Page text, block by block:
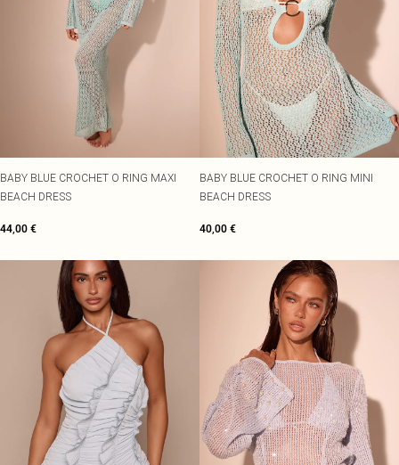
BABY BLUE CROCHET O RING MAXI
BEACH DRESS
44,00 €
BABY BLUE CROCHET O RING MINI
BEACH DRESS
40,00 €